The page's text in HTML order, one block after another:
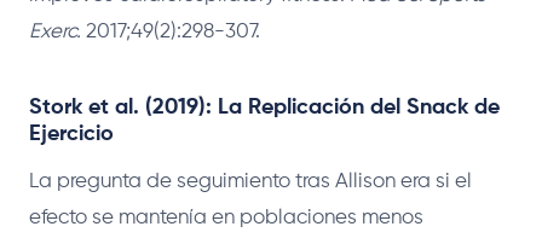
Exerc. 2017;49(2):298-307.
Stork et al. (2019): La Replicación del Snack de
Ejercicio
La pregunta de seguimiento tras Allison era si el
efecto se mantenía en poblaciones menos